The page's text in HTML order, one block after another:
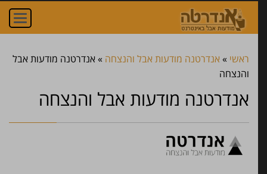
ראשי » אנדרטנה מודעות אבל והנצחה »אנדרטנה מודעות אבל
והנצחה
אנדרטנה מודעות אבל והנצחה
הדליקו נר ונחמו עם
הדליקו נר
הניחו זר